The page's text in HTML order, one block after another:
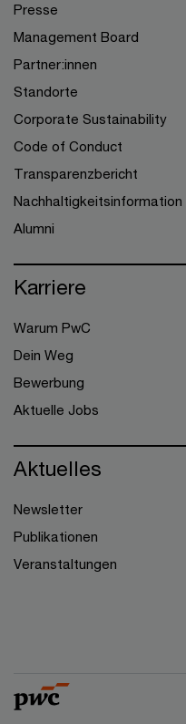
Presse
Management Board
Partner:innen
Standorte
Corporate Sustainability
Code of Conduct
Transparenzbericht
Nachhaltigkeitsinformation
Alumni
Karriere
Warum PwC
Dein Weg
Bewerbung
Aktuelle Jobs
Aktuelles
Newsletter
Publikationen
Veranstaltungen